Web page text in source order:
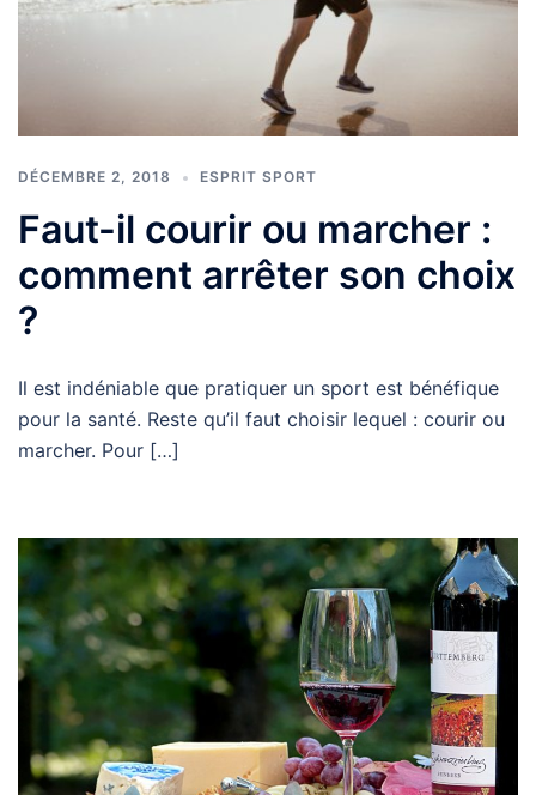
DÉCEMBRE 2, 2018 ESPRIT SPORT
Faut-il courir ou marcher :
comment arrêter son choix
?
Il est indéniable que pratiquer un sport est bénéfique
pour la santé. Reste qu’il faut choisir lequel : courir ou
marcher. Pour […]